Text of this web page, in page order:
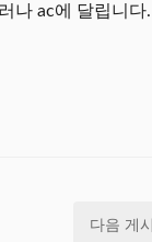
나 ac에 달립니다.
다음 게